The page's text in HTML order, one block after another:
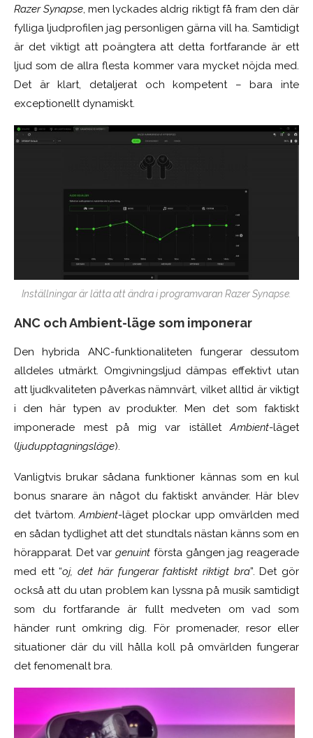
Razer Synapse, men lyckades aldrig riktigt få fram den där
fylliga ljudprofilen jag personligen gärna vill ha. Samtidigt
är det viktigt att poängtera att detta fortfarande är ett
ljud som de allra flesta kommer vara mycket nöjda med.
Det är klart, detaljerat och kompetent – bara inte
exceptionellt dynamiskt.
Inställningar är lätta att ändra i programvaran Razer Synapse.
ANC och Ambient-läge som imponerar
Den hybrida ANC-funktionaliteten fungerar dessutom
alldeles utmärkt. Omgivningsljud dämpas effektivt utan
att ljudkvaliteten påverkas nämnvärt, vilket alltid är viktigt
i den här typen av produkter. Men det som faktiskt
imponerade mest på mig var iställetAmbient-läget
(ljudupptagningsläge).
Vanligtvis brukar sådana funktioner kännas som en kul
bonus snarare än något du faktiskt använder. Här blev
det tvärtom.Ambient-läget plockar upp omvärlden med
en sådan tydlighet att det stundtals nästan känns som en
hörapparat. Det vargenuint första gången jag reagerade
med ett “oj, det här fungerar faktiskt riktigt bra”. Det gör
också att du utan problem kan lyssna på musik samtidigt
som du fortfarande är fullt medveten om vad som
händer runt omkring dig. För promenader, resor eller
situationer där du vill hålla koll på omvärlden fungerar
det fenomenalt bra.